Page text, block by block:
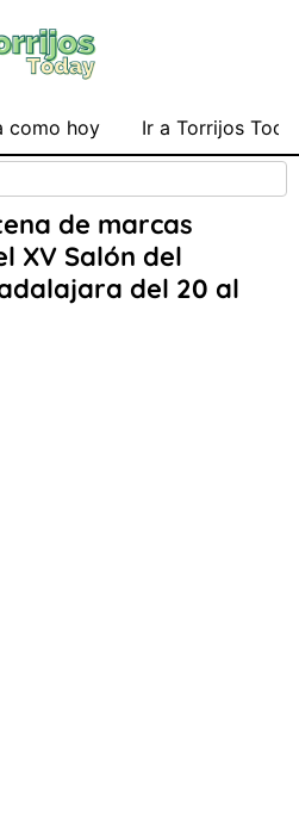
como hoy Ir a Torrijos
de marcas
XV Salón del
del 20 al